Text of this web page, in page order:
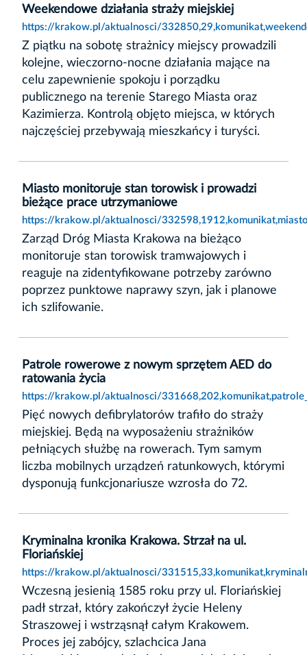
Weekendowe działania straży miejskiej
https://krakow.pl/aktualnosci/
Z piątku na sobotę strażnicy miejscy prowadzili
kolejne, wieczorno-nocne działania mające na
celu zapewnienie spokoju i porządku
publicznego na terenie Starego Miasta oraz
Kazimierza. Kontrolą objęto miejsca, w których
najczęściej przebywają mieszkańcy i turyści.
Miasto monitoruje stan torowisk i prowadzi
bieżące prace utrzymaniowe
https://krakow.pl/aktualnosci/
Zarząd Dróg Miasta Krakowa na bieżąco
monitoruje stan torowisk tramwajowych i
reaguje na zidentyfikowane potrzeby zarówno
poprzez punktowe naprawy szyn, jak i planowe
ich szlifowanie.
Patrole rowerowe z nowym sprzętem AED do
ratowania życia
https://krakow.pl/aktualnosci/
Pięć nowych defibrylatorów trafiło do straży
miejskiej. Będą na wyposażeniu strażników
pełniących służbę na rowerach. Tym samym
liczba mobilnych urządzeń ratunkowych, którymi
dysponują funkcjonariusze wzrosła do 72.
Kryminalna kronika Krakowa. Strzał na ul.
Floriańskiej
https://krakow.pl/aktualnosci/
Wczesną jesienią 1585 roku przy ul. Floriańskiej
padł strzał, który zakończył życie Heleny
Straszowej i wstrząsnął całym Krakowem.
Proces jej zabójcy, szlachcica Jana